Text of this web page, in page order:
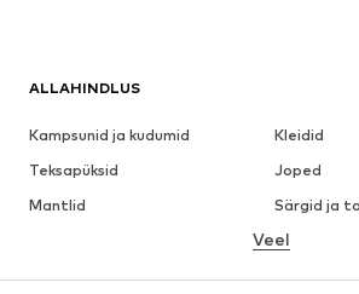
ALLAHINDLUS
Kampsunid ja kudumid
Kleidid
Teksapüksid
Joped
Mantlid
Särgid ja
Pesu
Seelikud
Pluusid ja
Veel